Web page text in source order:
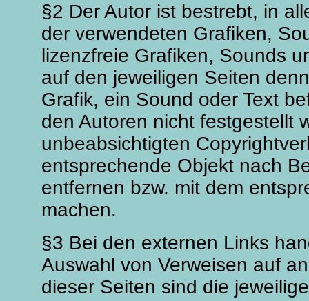
§2 Der Autor ist bestrebt, in
der verwendeten Grafiken,
lizenzfreie Grafiken, Sounds
auf den jeweiligen Seiten
Grafik, ein Sound oder Text
den Autoren nicht festgestellt
unbeabsichtigten
entsprechende Objekt nach
entfernen bzw. mit dem
machen.
§3 Bei den externen Links
Auswahl von Verweisen auf
dieser Seiten sind die